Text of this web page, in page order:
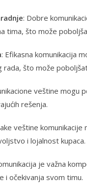
: Dobre
tima, što može
: Efikasna komunikacija
rada, što može
veštine mogu
rešenja.
veštine
i lojalnost kupaca.
je važna
i očekivanja svom timu.